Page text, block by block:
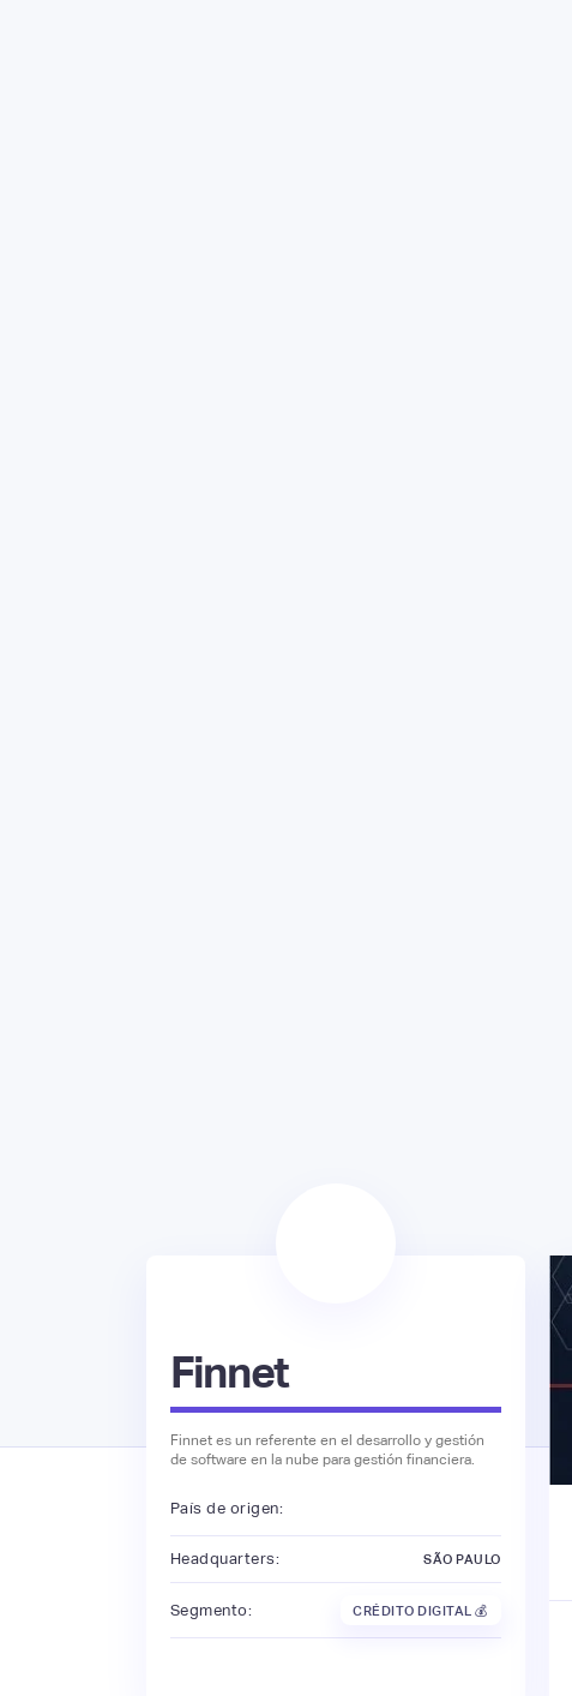
Finnet
Finnet es un referente en el desarrollo y gestión
de software en la nube para gestión financiera.
País de origen:
Headquarters: SÃO PAULO
Segmento: CRÉDITO DIGITAL 💰